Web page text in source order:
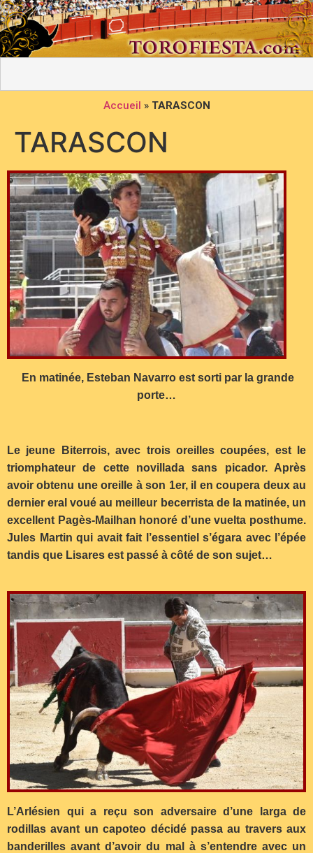
Accueil » TARASCON
TARASCON
En matinée, Esteban Navarro est sorti par la grande
porte…
Le jeune Biterrois, avec trois oreilles coupées, est le
triomphateur de cette novillada sans picador. Après
avoir obtenu une oreille à son 1er, il en coupera deux au
dernier eral voué au meilleur becerrista de la matinée, un
excellent Pagès-Mailhan honoré d’une vuelta posthume.
Jules Martin qui avait fait l’essentiel s’égara avec l’épée
tandis que Lisares est passé à côté de son sujet…
L’Arlésien qui a reçu son adversaire d’une larga de
rodillas avant un capoteo décidé passa au travers aux
banderilles avant d’avoir du mal à s’entendre avec un